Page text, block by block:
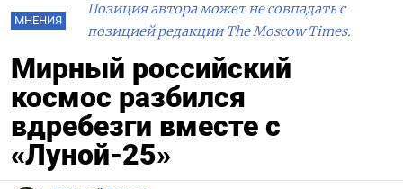
МНЕНИЯ
Позиция автора может не совпадать с
позицией редакции The Moscow Times.
Мирный российский
космос разбился
вдребезги вместе с
«Луной-25»